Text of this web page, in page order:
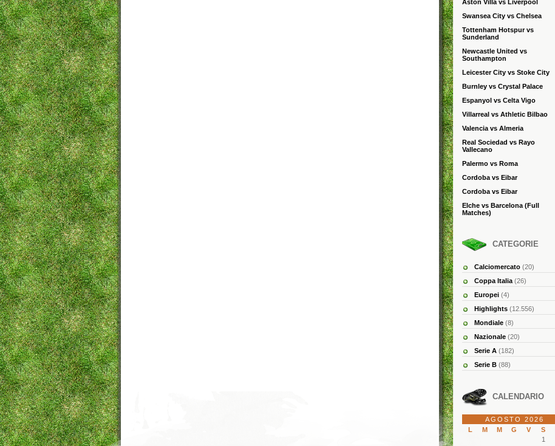
Aston Villa vs Liverpool
Swansea City vs Chelsea
Tottenham Hotspur vs
Sunderland
Newcastle United vs
Southampton
Leicester City vs Stoke City
Burnley vs Crystal Palace
Espanyol vs Celta Vigo
Villarreal vs Athletic Bilbao
Valencia vs Almeria
Real Sociedad vs Rayo
Vallecano
Palermo vs Roma
Cordoba vs Eibar
Cordoba vs Eibar
Elche vs Barcelona (Full
Matches)
CATEGORIE
Calciomercato (20)
Coppa Italia (26)
Europei (4)
Highlights (12.556)
Mondiale (8)
Nazionale (20)
Serie A (182)
Serie B (88)
CALENDARIO
AGOSTO 2026
L
M M G V S
1